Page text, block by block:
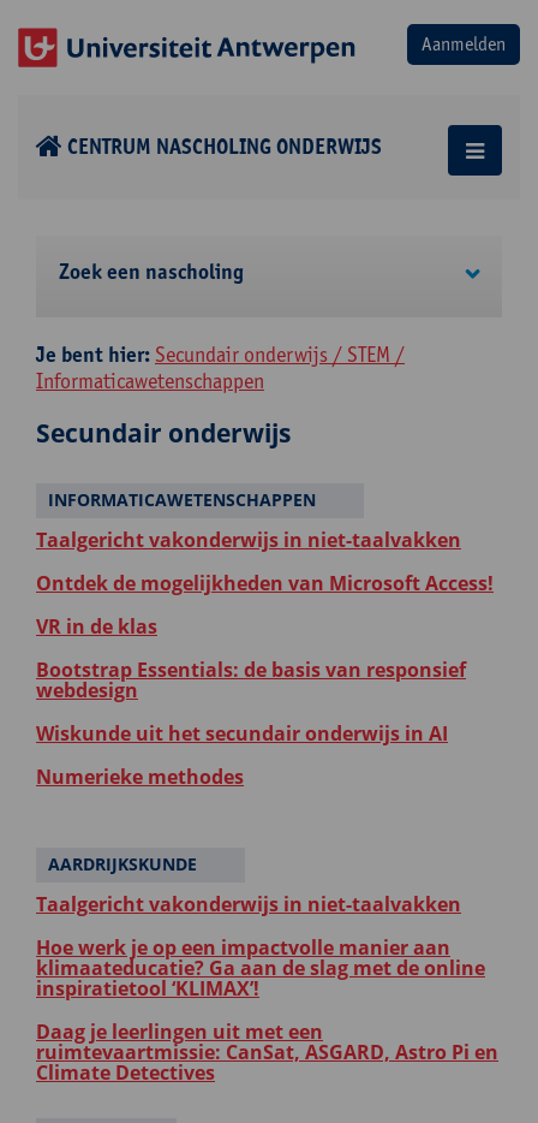
CENTRUM NASCHOLING ONDERWIJS
Zoek een nascholing
Je bent hier: Secundair onderwijs / STEM /
Informaticawetenschappen
Secundair onderwijs
INFORMATICAWETENSCHAPPEN
Taalgericht vakonderwijs in niet-taalvakken
Ontdek de mogelijkheden van Microsoft Access!
VR in de klas
Bootstrap Essentials: de basis van responsief
webdesign
Wiskunde uit het secundair onderwijs in AI
Numerieke methodes
AARDRIJKSKUNDE
Taalgericht vakonderwijs in niet-taalvakken
Hoe werk je op een impactvolle manier aan
klimaateducatie? Ga aan de slag met de online
inspiratietool ‘KLIMAX’!
Daag je leerlingen uit met een
ruimtevaartmissie: CanSat, ASGARD, Astro Pi en
Climate Detectives